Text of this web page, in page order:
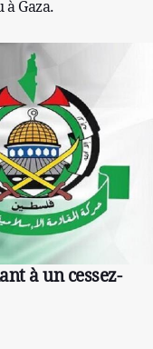
Gaza.
à un cessez-